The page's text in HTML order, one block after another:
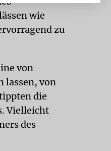
wie
zu
von
lassen, von
die
Vielleicht
des